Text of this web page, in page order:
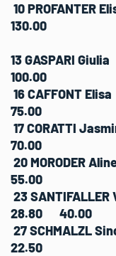
10
130.00
13 GASPARI
100.00
16
75.00
17
70.00
20
55.00
23
28.80 40.00
27
22.50